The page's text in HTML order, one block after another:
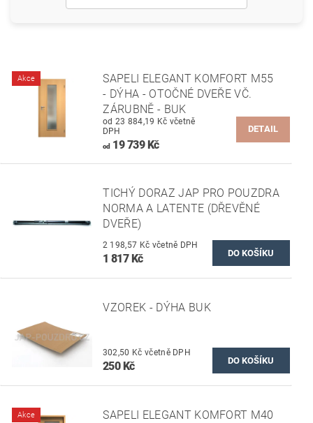
Akce
SAPELI ELEGANT KOMFORT M55
- DÝHA - OTOČNÉ DVEŘE VČ.
ZÁRUBNĚ - BUK
od 23 884,19 Kč včetně
DPH
od19 739 Kč
DETAIL
TICHÝ DORAZ JAP PRO POUZDRA
NORMA A LATENTE (DŘEVĚNÉ
DVEŘE)
2 198,57 Kč včetně DPH
1 817 Kč
VZOREK - DÝHA BUK
302,50 Kč včetně DPH
250 Kč
Akce
SAPELI ELEGANT KOMFORT M40